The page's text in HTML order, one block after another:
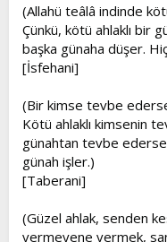
(Allahü teâlâ indinde
Çünkü, kötü ahlaklı bir
başka günaha düşer.
[İsfehani]
(Bir kimse tevbe
Kötü ahlaklı kimsenin
günahtan tevbe
günah işler.)
[Taberani]
(Güzel ahlak, senden
vermeyene vermek,